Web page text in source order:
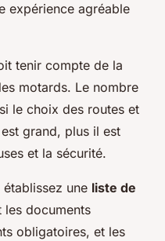
expérience agréable
tenir compte de la
motards. Le nombre
le choix des routes et
grand, plus il est
et la sécurité.
une liste de
les documents
obligatoires, et les